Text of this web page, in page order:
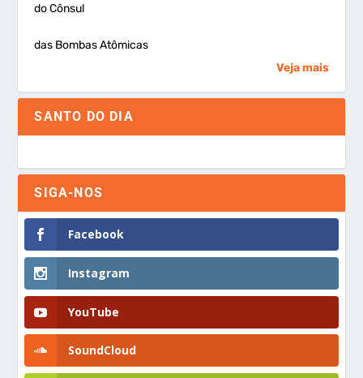
do Cônsul
das Bombas Atômicas
Veja mais
SANTO DO DIA
SIGA-NOS
Facebook
Instagram
YouTube
SoundCloud